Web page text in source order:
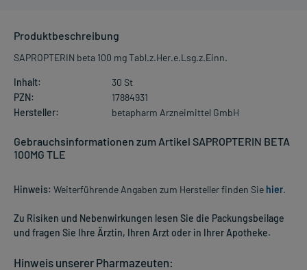
Produktbeschreibung
SAPROPTERIN beta 100 mg Tabl.z.Her.e.Lsg.z.Einn.
Inhalt:
30 St
PZN:
17884931
Hersteller:
betapharm Arzneimittel GmbH
Gebrauchsinformationen zum Artikel SAPROPTERIN BETA
100MG TLE
Hinweis: Weiterführende Angaben zum Hersteller finden Sie hier.
Zu Risiken und Nebenwirkungen lesen Sie die Packungsbeilage
und fragen Sie Ihre Ärztin, Ihren Arzt oder in Ihrer Apotheke.
Hinweis unserer Pharmazeuten: